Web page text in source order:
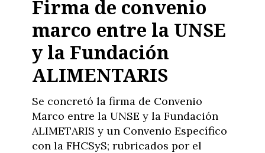
Firma de convenio
marco entre la UNSE
y la Fundación
ALIMENTARIS
Se concretó la firma de Convenio
Marco entre la UNSE y la Fundación
ALIMETARIS y un Convenio Específico
con la FHCSyS; rubricados por el